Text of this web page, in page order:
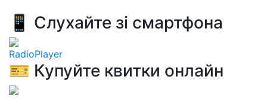
📱 Слухайте зі смартфона
RadioPlayer
🎫 Купуйте квитки онлайн